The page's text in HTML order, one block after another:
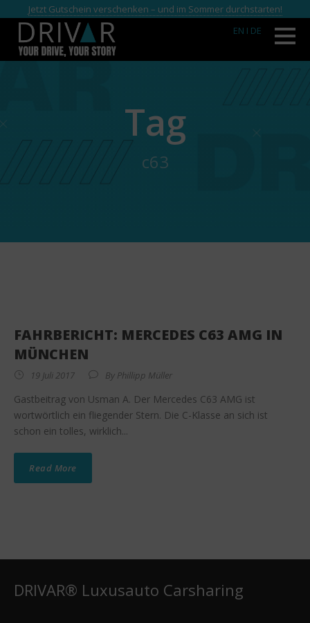
Jetzt Gutschein verschenken – und im Sommer durchstarten!
EN I DE
Tag
c63
FAHRBERICHT: MERCEDES C63 AMG IN
MÜNCHEN
19 Juli 2017 By Phillipp Müller
Gastbeitrag von Usman A. Der Mercedes C63 AMG ist
wortwörtlich ein fliegender Stern. Die C-Klasse an sich ist
schon ein tolles, wirklich...
Read More
DRIVAR® Luxusauto Carsharing